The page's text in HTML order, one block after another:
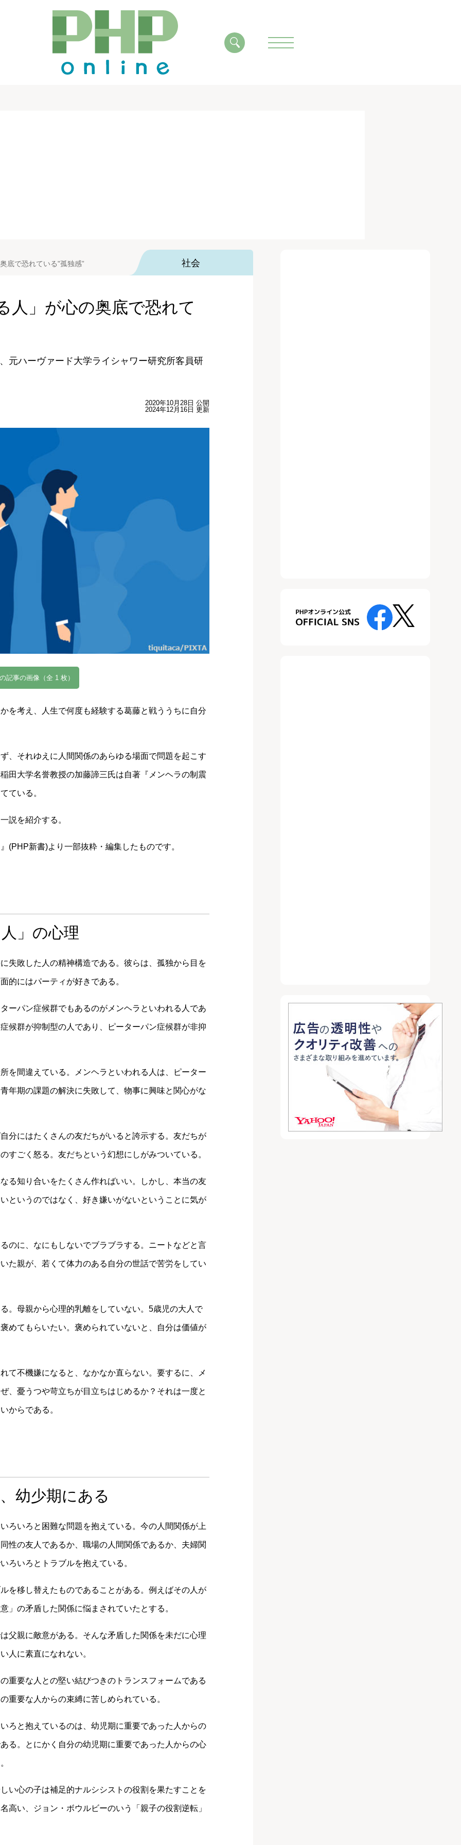
底で恐れている"孤独感” 社会
人」が心の奥底で恐れて
元ハーヴァード大学ライシャワー研究所客員研
2020年10月28日 公開
2024年12月16日 更新
記事の画像（全 1 枚）
を考え、人生で何度も経験する葛藤と戦ううちに自分
、それゆえに人間関係のあらゆる場面で問題を起こす
田大学名誉教授の加藤諦三氏は自著『メンヘラの制震
ている。
説を紹介する。
新書)より一部抜粋・編集したものです。
」の心理
失敗した人の精神構造である。彼らは、孤独から目を
的にはパーティが好きである。
ーパン症候群でもあるのがメンヘラといわれる人であ
候群が抑制型の人であり、ピーターパン症候群が非抑
を間違えている。メンヘラといわれる人は、ピーター
年期の課題の解決に失敗して、物事に興味と関心がな
分にはたくさんの友だちがいると誇示する。友だちが
すごく怒る。友だちという幻想にしがみついている。
る知り合いをたくさん作ればいい。しかし、本当の友
というのではなく、好き嫌いがないということに気が
のに、なにもしないでブラブラする。ニートなどと言
た親が、若くて体力のある自分の世話で苦労をしてい
。母親から心理的乳離をしていない。5歳児の大人で
めてもらいたい。褒められていないと、自分は価値が
て不機嫌になると、なかなか直らない。要するに、メ
、憂うつや苛立ちが目立ちはじめるか？それは一度と
からである。
幼少期にある
ろいろと困難な問題を抱えている。今の人間関係が上
性の友人であるか、職場の人間関係であるか、夫婦関
ろいろとトラブルを抱えている。
を移し替えたものであることがある。例えばその人が
」の矛盾した関係に悩まされていたとする。
父親に敵意がある。そんな矛盾した関係を未だに心理
人に素直になれない。
重要な人との堅い結びつきのトランスフォームである
重要な人からの束縛に苦しめられている。
ろと抱えているのは、幼児期に重要であった人からの
る。とにかく自分の幼児期に重要であった人からの心
い心の子は補足的ナルシシストの役割を果たすことを
高い、ジョン・ボウルビーのいう「親子の役割逆転」